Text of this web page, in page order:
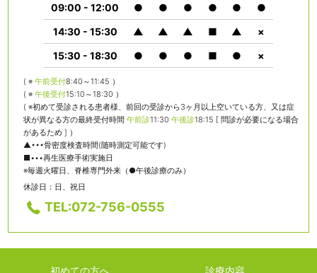
09:00 - 12:00
● ● ● ● ●
●
14:30 - 15:30
▲ ▲ ▲ ■ ▲
×
15:30 - 18:30
● ● ● ■ ● ×
( ※ 午前受付8:40～11:45 ）
( ※ 午後受付15:10～18:30 ）
( ※初めて受診される患者様、前回の受診から3ヶ月以上空いている方、又は症
状が異なる方の最終受付時間 午前診11:30 午後診18:15 [ 問診が必要になる場合
があるため ] ）
▲•••骨密度検査時間(随時測定可能です)
■•••再生医療手術実施日
※毎週火曜日、脊椎専門外来（●午後診療のみ）
休診日：日、祝日
TEL:072-756-0555
初めての方へ 診療内容